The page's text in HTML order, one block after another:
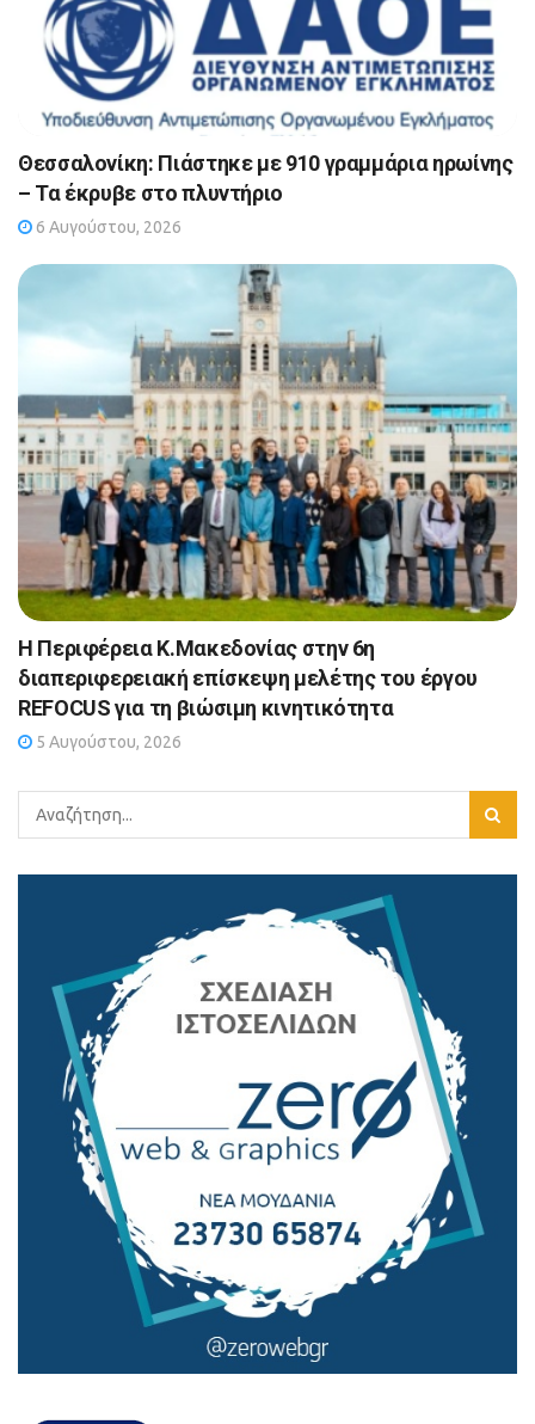
Θεσσαλονίκη: Πιάστηκε με 910 γραμμάρια ηρωίνης
– Τα έκρυβε στο πλυντήριο
6 Αυγούστου, 2026
Η Περιφέρεια Κ.Μακεδονίας στην 6η
διαπεριφερειακή επίσκεψη μελέτης του έργου
REFOCUS για τη βιώσιμη κινητικότητα
5 Αυγούστου, 2026